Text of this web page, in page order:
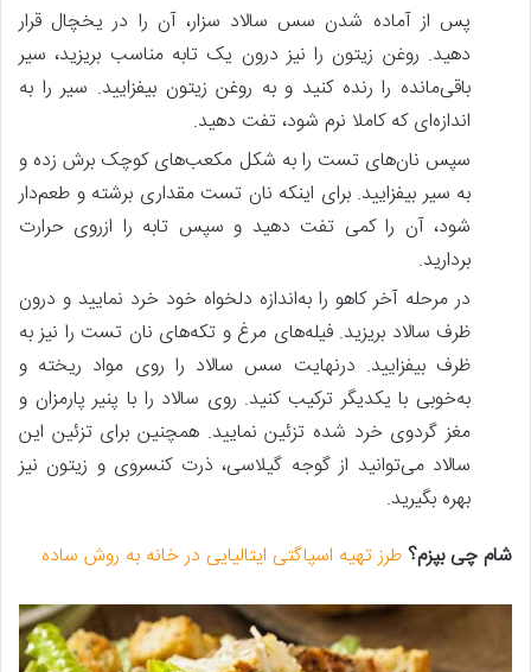
پس‌ از آماده شدن سس سالاد سزار، آن را در یخچال قرار
دهید. روغن زیتون را نیز درون یک تابه مناسب بریزید، سیر
باقی‌مانده را رنده کنید و به روغن زیتون بیفزایید. سیر را به
اندازه‌ای که کاملا نرم شود، تفت دهید.
سپس نان‌های تست را به شکل مکعب‌های کوچک برش زده و
به سیر بیفزایید. برای‌ اینکه نان تست مقداری برشته و طعم‌دار
شود، آن را کمی تفت دهید و سپس تابه را ازروی حرارت
بردارید.
در مرحله آخر کاهو را به‌اندازه دلخواه خود خرد نمایید و درون
ظرف سالاد بریزید. فیله‌های مرغ و تکه‌های نان تست را نیز به
ظرف بیفزایید. درنهایت سس سالاد را روی مواد ریخته و
به‌خوبی با یکدیگر ترکیب کنید. روی سالاد را با پنیر پارمزان و
مغز گردوی خرد شده تزئین نمایید. همچنین برای تزئین این
سالاد می‌توانید از گوجه گیلاسی، ذرت کنسروی و زیتون نیز
بهره بگیرید.
شام چی بپزم؟ طرز تهیه اسپاگتی ایتالیایی در خانه به روش ساده